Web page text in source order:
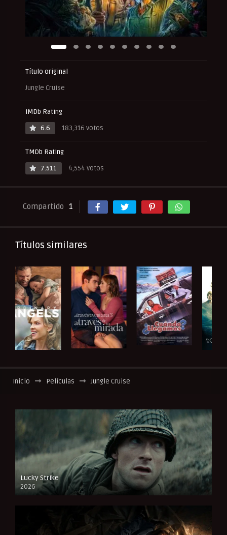
Título original
Jungle Cruise
IMDb Rating
6.6
183,316 votos
TMDb Rating
7.511
4,554 votos
Compartido 1
Títulos similares
Inicio Películas Jungle Cruise
Lucky Strike
2026
FULL HD